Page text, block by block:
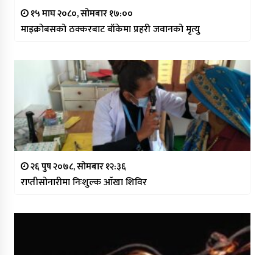
१५ माघ २०८०, सोमबार १७:००
माइक्रोबसको ठक्करबाट बाँकेमा प्रहरी जवानको मृत्यु
२६ पुष २०७८, सोमबार १२:३६
राप्तीसोनारीमा निःशुल्क आँखा शिविर